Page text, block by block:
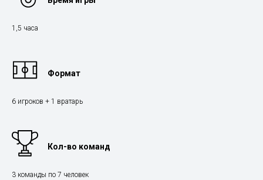
1,5 часа
Формат
6 игроков + 1 вратарь
Кол-во команд
3 команды по 7 человек